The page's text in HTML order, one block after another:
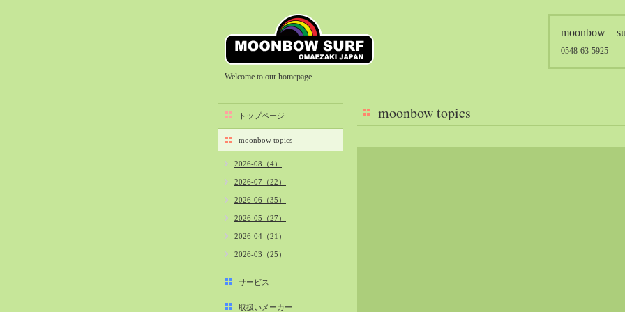
moonbow
0548-63-5925
Welcome to our homepage
moonbow topics
トップページ
moonbow topics
2026-08（4）
2026-07（22）
2026-06（35）
2026-05（27）
2026-04（21）
2026-03（25）
2026-02（22）
2025-12（34）
サービス
取扱いメーカー